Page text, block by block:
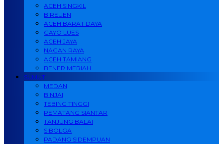
ACEH SINGKIL
BIREUEN
ACEH BARAT DAYA
GAYO LUES
ACEH JAYA
NAGAN RAYA
ACEH TAMIANG
BENER MERIAH
SUMUT
MEDAN
BINJAI
TEBING TINGGI
PEMATANG SIANTAR
TANJUNG BALAI
SIBOLGA
PADANG SIDEMPUAN